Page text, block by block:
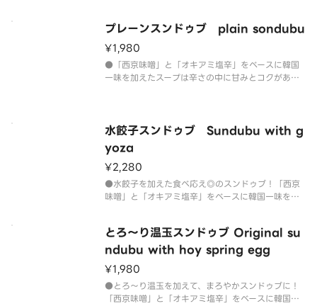
【内容】・栃木県産 充填絹豆腐・剥きアサリ5粒・
豚バラ肉50g・キムチ30g
プレーンスンドゥブ plain sondubu
¥1,980
●「西京味噌」と「オキアミ塩辛」をベースに韓国
一味を加えたスープは辛さの中に甘みとコクがあり
（ミニとろろ飯、白米、玄米
水餃子スンドゥブ Sundubu with g
yoza
¥2,280
●水餃子を加えた食べ応え◎のスンドゥブ！「西京
味噌」と「オキアミ塩辛」をベースに韓国一味を加
腐・剥きアサリ5粒・豚バラ肉50ｇ・水餃子 4個・
キムチ30ｇ・しめじ（仕入
とろ～り温玉スンドゥブ Original su
ndubu with hoy spring egg
¥1,980
●とろ～り温玉を加えて、まろやかスンドゥブに！
「西京味噌」と「オキアミ塩辛」をベースに韓国一